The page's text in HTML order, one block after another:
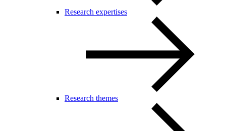
Research expertises
Research themes